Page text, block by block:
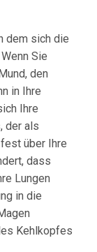
dem sich die
Sie
den
in Ihre
Ihre
der als
über Ihre
dass
Lungen
in die
Kehlkopfes